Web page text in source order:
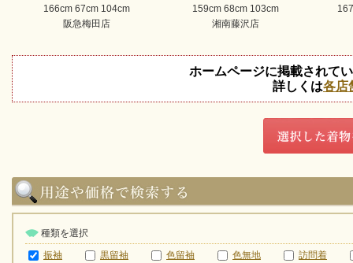
166cm 67cm 104cm
阪急梅田店
159cm 68cm 103cm
湘南藤沢店
ホームページに掲載されて
詳しくは各店
種類を選択
振袖
黒留袖 色留袖 色無地
訪問着